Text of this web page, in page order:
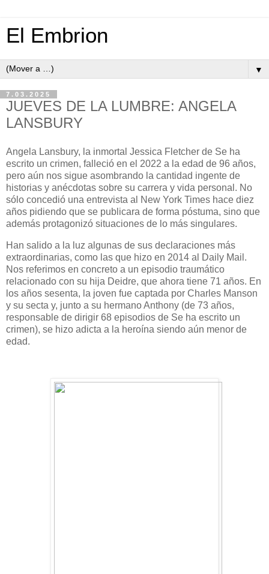
El Embrion
▼
7.03.2025
JUEVES DE LA LUMBRE: ANGELA
LANSBURY
Angela Lansbury, la inmortal Jessica Fletcher de Se ha
escrito un crimen, falleció en el 2022 a la edad de 96 años,
pero aún nos sigue asombrando la cantidad ingente de
historias y anécdotas sobre su carrera y vida personal. No
sólo concedió una entrevista al New York Times hace diez
años pidiendo que se publicara de forma póstuma, sino que
además protagonizó situaciones de lo más singulares.
Han salido a la luz algunas de sus declaraciones más
extraordinarias, como las que hizo en 2014 al Daily Mail.
Nos referimos en concreto a un episodio traumático
relacionado con su hija Deidre, que ahora tiene 71 años. En
los años sesenta, la joven fue captada por Charles Manson
y su secta y, junto a su hermano Anthony (de 73 años,
responsable de dirigir 68 episodios de Se ha escrito un
crimen), se hizo adicta a la heroína siendo aún menor de
edad.